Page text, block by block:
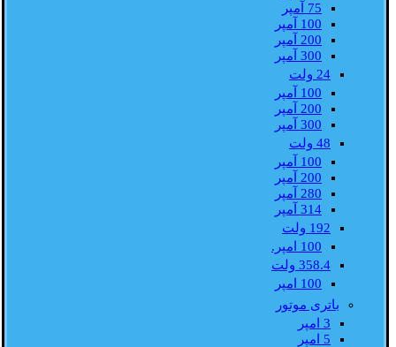
75 آمپر
100 آمپر
200 آمپر
300 آمپر
24 ولت
100 آمپر
200 آمپر
300 آمپر
48 ولت
100 آمپر
200 آمپر
280 آمپر
314 آمپر
192 ولت
100 امپر.
358.4 ولت
100 امپر
باتری موتور
3 امپر
5 امپر